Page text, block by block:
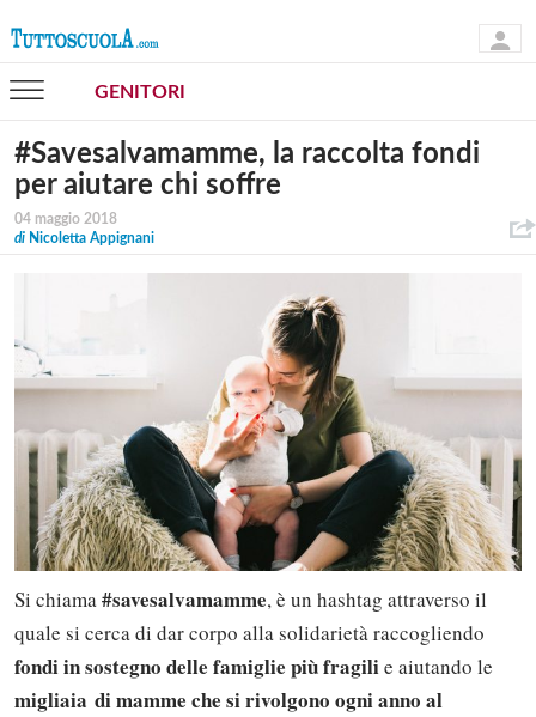
GENITORI
#Savesalvamamme, la raccolta fondi
per aiutare chi soffre
04 maggio 2018
di Nicoletta Appignani
Si chiama#savesalvamamme, è un hashtag attraverso il
quale si cerca di dar corpo alla solidarietà raccogliendo
fondi in sostegno delle famiglie più fragilie aiutando le
migliaia di mamme che si rivolgono ogni anno al